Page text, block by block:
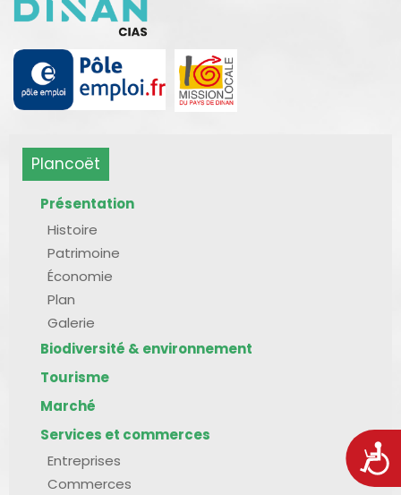
Plancoët
Présentation
Histoire
Patrimoine
Économie
Plan
Galerie
Biodiversité & environnement
Tourisme
Marché
Services et commerces
Entreprises
Commerces